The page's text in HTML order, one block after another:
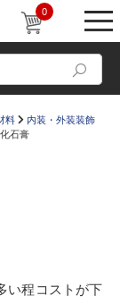
0
ビュー
料
内装・外装装飾
石膏
い程コストが下